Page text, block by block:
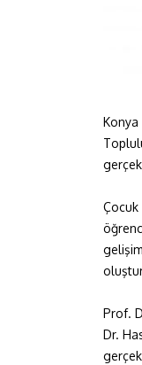
Konya
Çocuk
Prof.
Dr.